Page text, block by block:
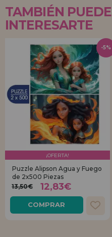
TAMBIÉN PUEDE
INTERESARTE
¡OFERTA!
Puzzle Alipson Agua y Fuego
de 2x500 Piezas
13,50€
12,83€
COMPRAR
-5%